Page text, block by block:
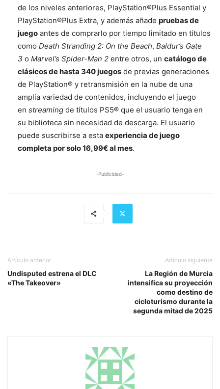
de los niveles anteriores, PlayStation®Plus Essential y
PlayStation®Plus Extra, y además añade pruebas de
juego antes de comprarlo por tiempo limitado en títulos
como Death Stranding 2: On the Beach, Baldur’s Gate
3 o Marvel’s Spider-Man 2 entre otros, un catálogo de
clásicos de hasta 340 juegos de previas generaciones
de PlayStation® y retransmisión en la nube de una
amplia variedad de contenidos, incluyendo el juego
en streaming de títulos PS5® que el usuario tenga en
su biblioteca sin necesidad de descarga. El usuario
puede suscribirse a esta experiencia de juego
completa por solo 16,99€ al mes.
-Publicidad-
Artículo anterior
Undisputed estrena el DLC
«The Takeover»
Artículo siguiente
La Región de Murcia
intensifica su proyección
como destino de
cicloturismo durante la
segunda mitad de 2025